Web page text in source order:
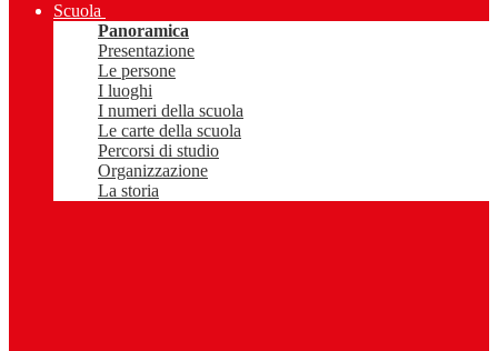
Scuola
Panoramica
Presentazione
Le persone
I luoghi
I numeri della scuola
Le carte della scuola
Percorsi di studio
Organizzazione
La storia